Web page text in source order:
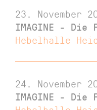
23. November
IMAGINE -
Hebelhalle
24. November
IMAGINE -